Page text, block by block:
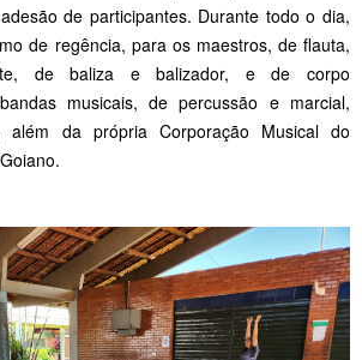
de participantes. Durante todo o dia,
de regência, para os maestros, de flauta,
de baliza e balizador, e de corpo
musicais, de percussão e marcial,
além da própria Corporação Musical do